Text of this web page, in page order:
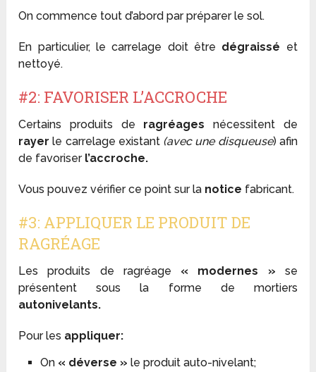
On commence tout d’abord par préparer le sol.
En particulier, le carrelage doit être dégraissé et
nettoyé.
#2: FAVORISER L’ACCROCHE
Certains produits de ragréagesnécessitent de
rayer le carrelage existant (avec une disqueuse) afin
de favoriser l’accroche.
Vous pouvez vérifier ce point sur la notice fabricant.
#3: APPLIQUER LE PRODUIT DE
RAGRÉAGE
Les produits de ragréage « modernes » se
présentent sous la forme de mortiers
autonivelants.
Pour les appliquer:
On « déverse » le produit auto-nivelant;